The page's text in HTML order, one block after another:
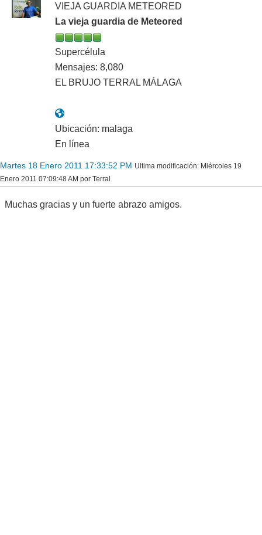
VIEJA GUARDIA METEORED
La vieja guardia de Meteored
Supercélula
Mensajes: 8,080
EL BRUJO TERRAL MÁLAGA
Ubicación: malaga
En línea
Martes 18 Enero 2011 17:33:52 PM Ultima modificación: Miércoles 19
Enero 2011 07:09:48 AM por Terral
Muchas gracias y un fuerte abrazo amigos.